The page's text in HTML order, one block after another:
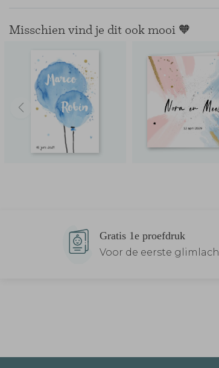
Misschien vind je dit ook mooi 🧡
Gratis 1e proefdruk
Voor de eerste glimlach